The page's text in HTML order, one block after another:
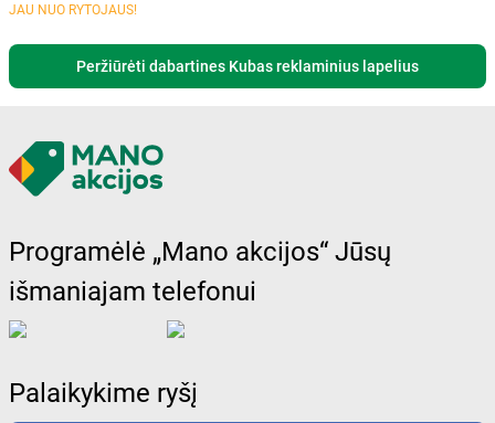
JAU NUO RYTOJAUS!
Peržiūrėti dabartines Kubas reklaminius lapelius
Programėlė „Mano akcijos“ Jūsų
išmaniajam telefonui
Palaikykime ryšį